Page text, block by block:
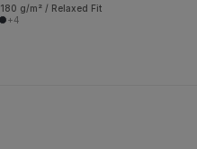
180 g/m² / Relaxed Fit
+4